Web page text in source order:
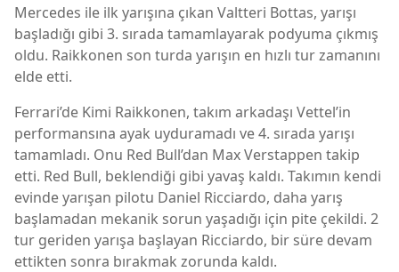
Mercedes ile ilk yarışına çıkan Valtteri Bottas, yarışı
başladığı gibi 3. sırada tamamlayarak podyuma çıkmış
oldu. Raikkonen son turda yarışın en hızlı tur zamanını
elde etti.
Ferrari’de Kimi Raikkonen, takım arkadaşı Vettel’in
performansına ayak uyduramadı ve 4. sırada yarışı
tamamladı. Onu Red Bull’dan Max Verstappen takip
etti. Red Bull, beklendiği gibi yavaş kaldı. Takımın kendi
evinde yarışan pilotu Daniel Ricciardo, daha yarış
başlamadan mekanik sorun yaşadığı için pite çekildi. 2
tur geriden yarışa başlayan Ricciardo, bir süre devam
ettikten sonra bırakmak zorunda kaldı.